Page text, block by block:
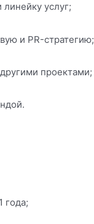
услуг;
PR-стратегию;
проектами;